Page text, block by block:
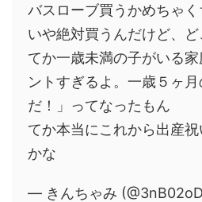
バスローブ買うかめちゃ
いや絶対買うんだけど、
てか一歳未満の子がいる
ントすぎるよ。一歳５ヶ
だ！」ってなったもん
てか本当にこれから出産
かな
— きんちゃみ